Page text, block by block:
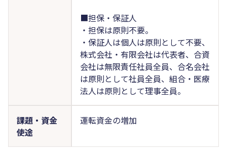
■担保・保証人
・担保は原則不要。
・保証人は個人は原則として不要、
株式会社・有限会社は代表者、合資
会社は無限責任社員全員、合名会社
は原則として社員全員、組合・医療
法人は原則として理事全員。
課題・資金
使途
運転資金の増加